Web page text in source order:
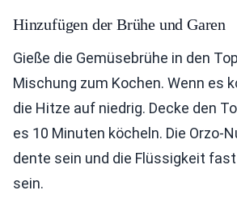
Hinzufügen der Brühe und Garen
Gieße die Gemüsebrühe in den
Mischung zum Kochen. Wenn es
die Hitze auf niedrig. Decke den
es 10 Minuten köcheln. Die Orzo-
dente sein und die Flüssigkeit
sein.